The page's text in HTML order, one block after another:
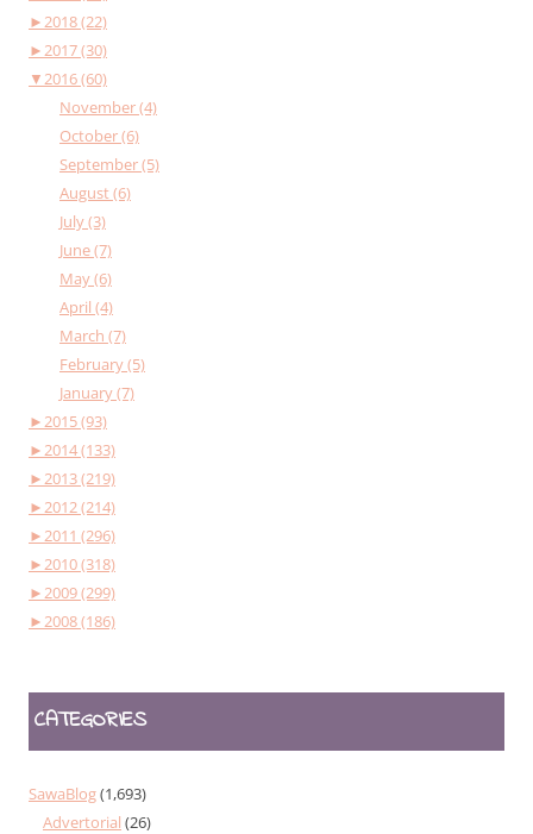
►2018 (22)
►2017 (30)
▼2016 (60)
November (4)
October (6)
September (5)
August (6)
July (3)
June (7)
May (6)
April (4)
March (7)
February (5)
January (7)
►2015 (93)
►2014 (133)
►2013 (219)
►2012 (214)
►2011 (296)
►2010 (318)
►2009 (299)
►2008 (186)
CATEGORIES
SawaBlog(1,693)
Advertorial (26)